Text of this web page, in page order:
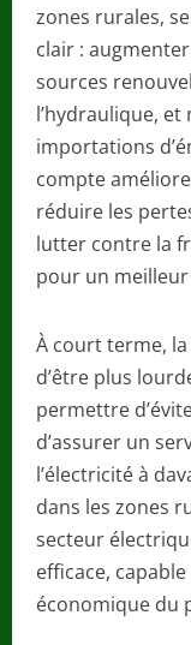
zones rurales,
clair :
sources
l’hydraulique,
importations
compte
réduire les
lutter contre la
pour un
À court terme,
d’être plus
permettre
d’assurer un
l’électricité à
dans les zones
secteur
efficace,
économique du